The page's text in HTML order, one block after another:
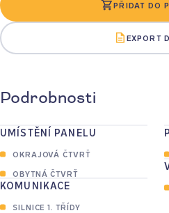
PŘIDAT DO
EXPORT
Podrobnosti
UMÍSTĚNÍ PANELU
OKRAJOVÁ ČTVRŤ
OBYTNÁ ČTVRŤ
KOMUNIKACE
SILNICE 1. TŘÍDY